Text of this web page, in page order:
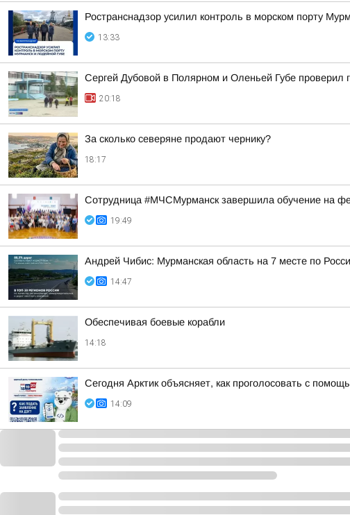
Ространснадзор усилил контроль в морском порту
13:33
Сергей Дубовой в Полярном и Оленьей Губе проверил
20:18
За сколько северяне продают чернику?
18:17
Сотрудница #МЧСМурманск завершила обучение на
19:49
Андрей Чибис: Мурманская область на 7 месте по
14:47
Обеспечивая боевые корабли
14:18
Сегодня Арктик объясняет, как проголосовать с
14:09